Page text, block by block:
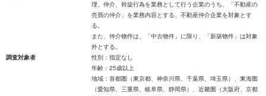
理、仲介、斡旋行為を業務として行う企業のうち、「不動産の
売買の仲介」を業務内容とする、不動産仲介企業を対象とす
る。
また、仲介物件は、「中古物件」に限り、「新築物件」は対象
外とする。
調査対象者
性別：指定なし
年齢：25歳以上
地域：首都圏（東京都、神奈川県、千葉県、埼玉県）、東海圏
（愛知県、三重県、岐阜県、静岡県）、近畿圏（大阪府、京都